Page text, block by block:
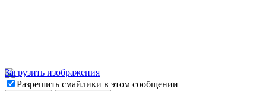
Загрузить изображения
Разрешить смайлики в этом сообщении